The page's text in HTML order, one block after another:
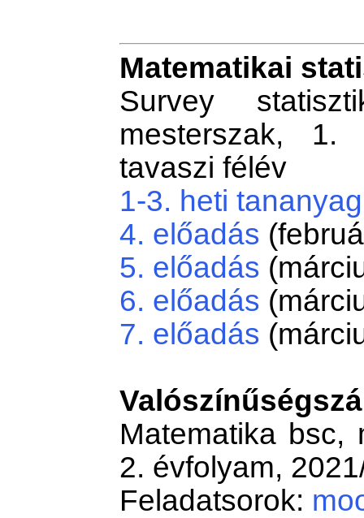
Matematikai
Survey
mesterszak, 1.
tavaszi félév
1-3. heti tananyag
4. előadás
5. előadás
6. előadás
7. előadás
Matematika bsc,
2. évfolyam,
Feladatsorok: